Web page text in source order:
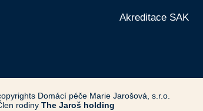
Akreditace SAK
Domácí péče Marie Jarošová, s.r.o.
rodiny The Jaroš holding